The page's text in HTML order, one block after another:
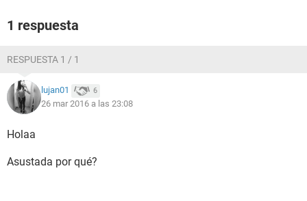
1 respuesta
RESPUESTA 1 / 1
lujan01 6
26 mar 2016 a las 23:08
Holaa
Asustada por qué?